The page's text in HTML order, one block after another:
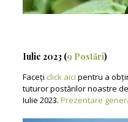
Iulie 2023 (9 Postări)
Faceți click aici pentru a
tuturor postărilor noastre
Iulie 2023. Prezentare